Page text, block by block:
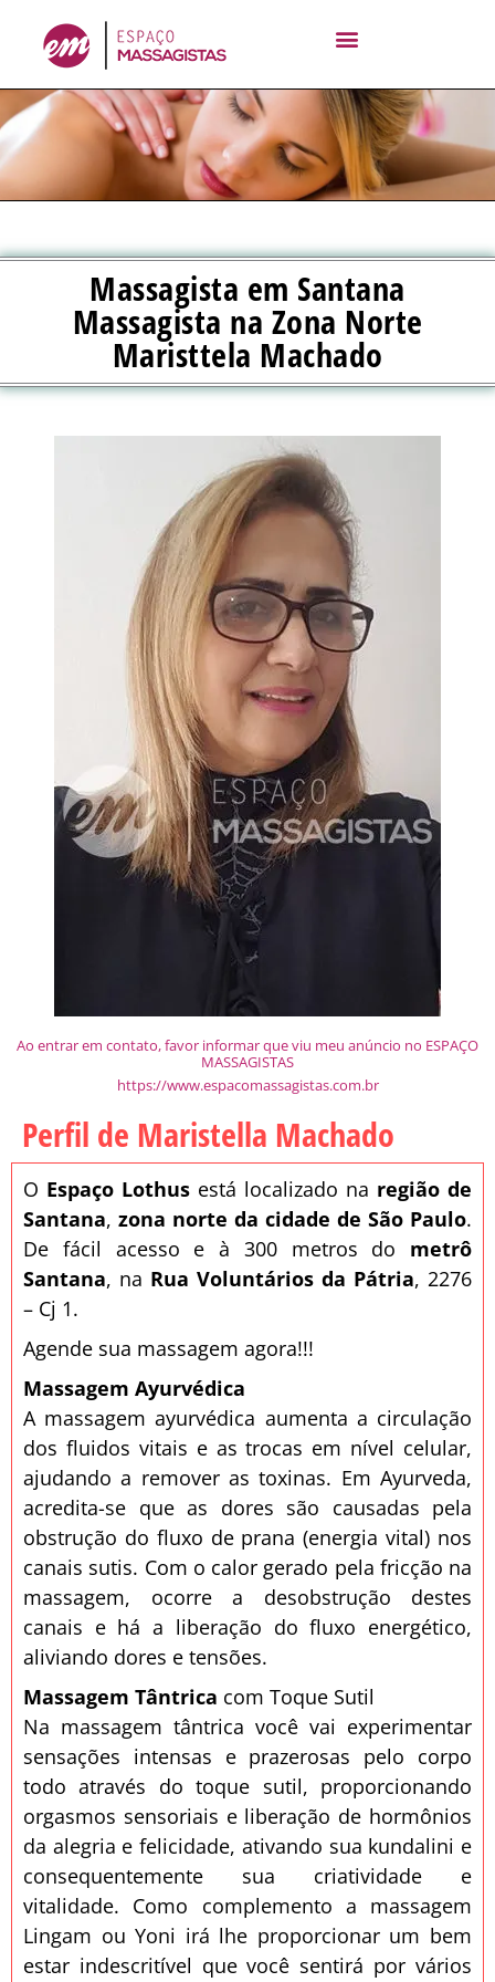
conteúdo
Massagista em Santana
Massagista na Zona Norte
Maristtela Machado
Ao entrar em contato, favor informar que viu meu anúncio no ESPAÇO
MASSAGISTAS
https://www.espacomassagistas.com.br
Perfil de Maristella Machado
O Espaço Lothus está localizado na região de
Santana, zona norte da cidade de São Paulo.
De fácil acesso e à 300 metros do metrô
Santana, na Rua Voluntários da Pátria, 2276
– Cj 1.
Agende sua massagem agora!!!
Massagem Ayurvédica
A massagem ayurvédica aumenta a circulação
dos fluidos vitais e as trocas em nível celular,
ajudando a remover as toxinas. Em Ayurveda,
acredita-se que as dores são causadas pela
obstrução do fluxo de prana (energia vital) nos
canais sutis. Com o calor gerado pela fricção na
massagem, ocorre a desobstrução destes
canais e há a liberação do fluxo energético,
aliviando dores e tensões.
Massagem Tântrica com Toque Sutil
Na massagem tântrica você vai experimentar
sensações intensas e prazerosas pelo corpo
todo através do toque sutil, proporcionando
orgasmos sensoriais e liberação de hormônios
da alegria e felicidade, ativando sua kundalini e
consequentemente sua criatividade e
vitalidade. Como complemento a massagem
Lingam ou Yoni irá lhe proporcionar um bem
estar indescritível que você sentirá por vários